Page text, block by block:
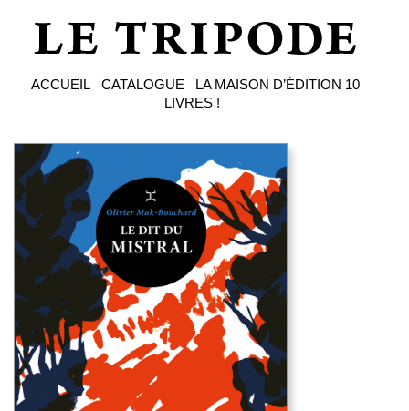
ACCUEIL CATALOGUE LA MAISON D’ÉDITION 10
LIVRES !